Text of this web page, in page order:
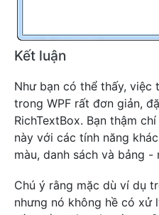
Kết luận
Như bạn có thể thấy, việc
trong WPF rất đơn giản,
RichTextBox. Bạn thậm
này với các tính năng
màu, danh sách và bảng -
Chú ý rằng mặc dù ví dụ
nhưng nó không hề có xử